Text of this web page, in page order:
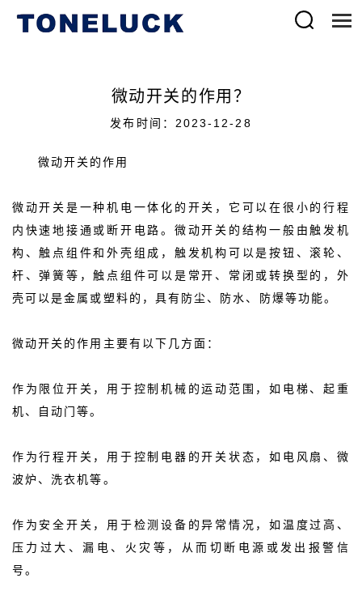
微动开关的作用？
发布时间：2023-12-28
微动开关的作用
微动开关是一种机电一体化的开关，它可以在很小的行程
内快速地接通或断开电路。微动开关的结构一般由触发机
构、触点组件和外壳组成，触发机构可以是按钮、滚轮、
杆、弹簧等，触点组件可以是常开、常闭或转换型的，外
壳可以是金属或塑料的，具有防尘、防水、防爆等功能。
微动开关的作用主要有以下几方面：
作为限位开关，用于控制机械的运动范围，如电梯、起重
机、自动门等。
作为行程开关，用于控制电器的开关状态，如电风扇、微
波炉、洗衣机等。
作为安全开关，用于检测设备的异常情况，如温度过高、
压力过大、漏电、火灾等，从而切断电源或发出报警信
号。